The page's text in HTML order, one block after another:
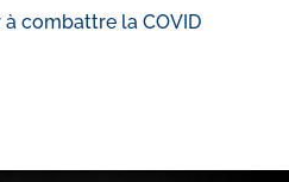
combattre la COVID